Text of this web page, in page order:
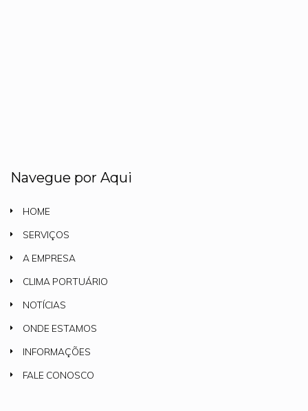
Navegue por Aqui
HOME
SERVIÇOS
A EMPRESA
CLIMA PORTUÁRIO
NOTÍCIAS
ONDE ESTAMOS
INFORMAÇÕES
FALE CONOSCO